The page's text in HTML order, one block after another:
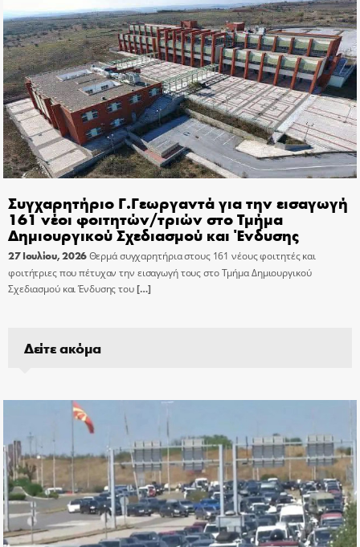
Συγχαρητήριο Γ.Γεωργαντά για την εισαγωγή
161 νέοι φοιτητών/τριών στο Τμήμα
Δημιουργικού Σχεδιασμού και Ένδυσης
27 Ιουλίου, 2026Θερμά συγχαρητήρια στους 161 νέους φοιτητές και
φοιτήτριες που πέτυχαν την εισαγωγή τους στο Τμήμα Δημιουργικού
Σχεδιασμού και Ένδυσης του[…]
Δείτε ακόμα